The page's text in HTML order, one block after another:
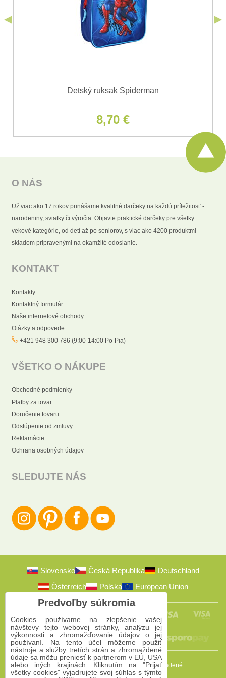
Detský ruksak Spiderman
8,70 €
O NÁS
Už viac ako 17 rokov prinášame kvalitné darčeky na každú príležitosť -
narodeniny, sviatky či výročia. Objavte praktické darčeky pre všetky
vekové kategórie, od detí až po seniorov, s viac ako 4200 produktmi
skladom pripravenými na okamžité odoslanie.
KONTAKT
Kontakty
Kontaktný formulár
Naše internetové obchody
Otázky a odpovede
+421 948 300 786 (9:00-14:00 Po-Pia)
VŠETKO O NÁKUPE
Obchodné podmienky
Platby za tovar
Doručenie tovaru
Odstúpenie od zmluvy
Reklamácie
Ochrana osobných údajov
SLEDUJTE NÁS
Slovensko Česká Republika
Deutschland
Österreich
Polska European Union
2009-2026 © Bomba s.r.o.Všetky práva vyhradené
Predvoľby súkromia
Cookies používame na zlepšenie vašej
návštevy tejto webovej stránky, analýzu jej
výkonnosti a zhromažďovanie údajov o jej
používaní. Na tento účel môžeme použiť
nástroje a služby tretích strán a zhromaždené
údaje sa môžu preniesť k partnerom v EÚ, USA
alebo iných krajinách. Kliknutím na "Prijať
všetky cookies" vyjadrujete svoj súhlas s týmto